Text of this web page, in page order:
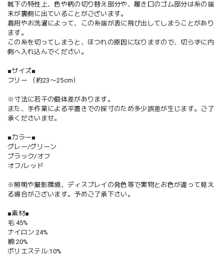
靴下の特性上、色や柄の切り替え部分や、履き口のゴム部分は糸の端
末が裏側に出ていることがございます。
着用やお洗濯によって、この糸端が表に飛び出してしまうことがあり
ます。
この糸を切ってしまうと、ほつれの原因になりますので、切らずに内
側へ入れ込んでください。
■サイズ■
フリー （約23〜25cm）
※寸法に若干の個体差があります。
また、手作業による平置きでの採寸のため多少誤差が生じます。ご了
承くださいませ。
■カラー■
グレー/グリーン
ブラック/オフ
オフ/レッド
※照明や撮影環境、ディスプレイの発色等で実物とお色が違って見え
る場合がございます。予めご了承下さい。
■素材■
毛:45%
ナイロン:24%
綿:20%
ポリエステル:10%